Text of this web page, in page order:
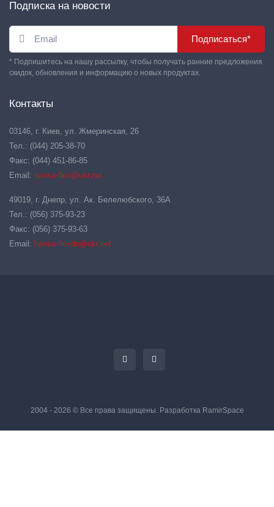
Подписка на новости
Подписаться*
* Подпишитесь на нашу рассылку, чтобы получать ранние предложения
скидок, обновления и информацию о новых продуктах.
Контакты
03146, г. Киев, ул. Жмеринская, 26
Тел.: (044) 205-38-70
Факс: (044) 451-86-85
Email: hansa-flex@ukr.net
49019, г. Днепр, ул. Ак. Белелюбского, 36А
Тел.: (056) 375-93-23
Факс: (056) 375-93-63
Email: hansa-flexdn@ukr.net
2004 - 2026 © Все права защищены. Разработка RamirSpace